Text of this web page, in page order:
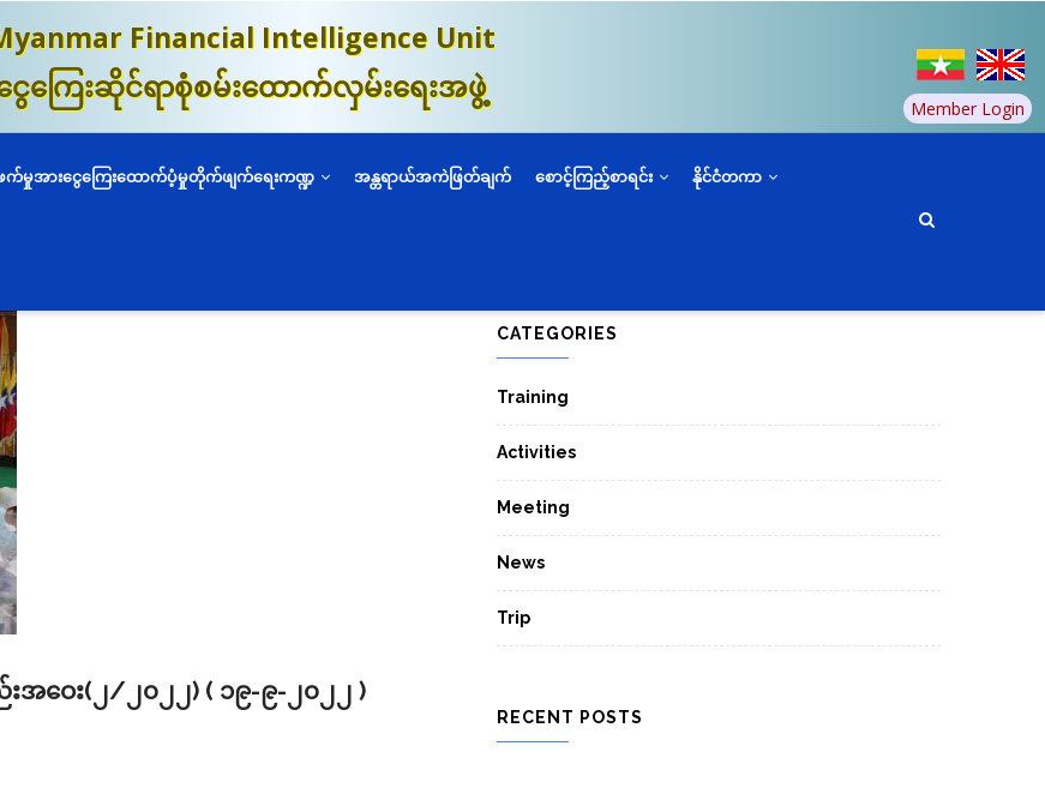
Financial Intelligence Unit
ေကြေးဆိုင်ရာစုံစမ်းထောက်လှမ်းရေးအဖွဲ့
Member Login
းဖက်မှုအားငွေကြေးထောက်ပံ့မှုတိုက်ဖျက်ရေးကဏ္ဍ အန္တရာယ်အကဲဖြတ်ချက် စောင့်ကြည့်စာရင်း နိုင်ငံတကာ
ဝေး(၂/၂၀၂၂) ( ၁၉-၉-၂၀၂၂ )
CATEGORIES
Training
Activities
Meeting
News
Trip
RECENT POSTS